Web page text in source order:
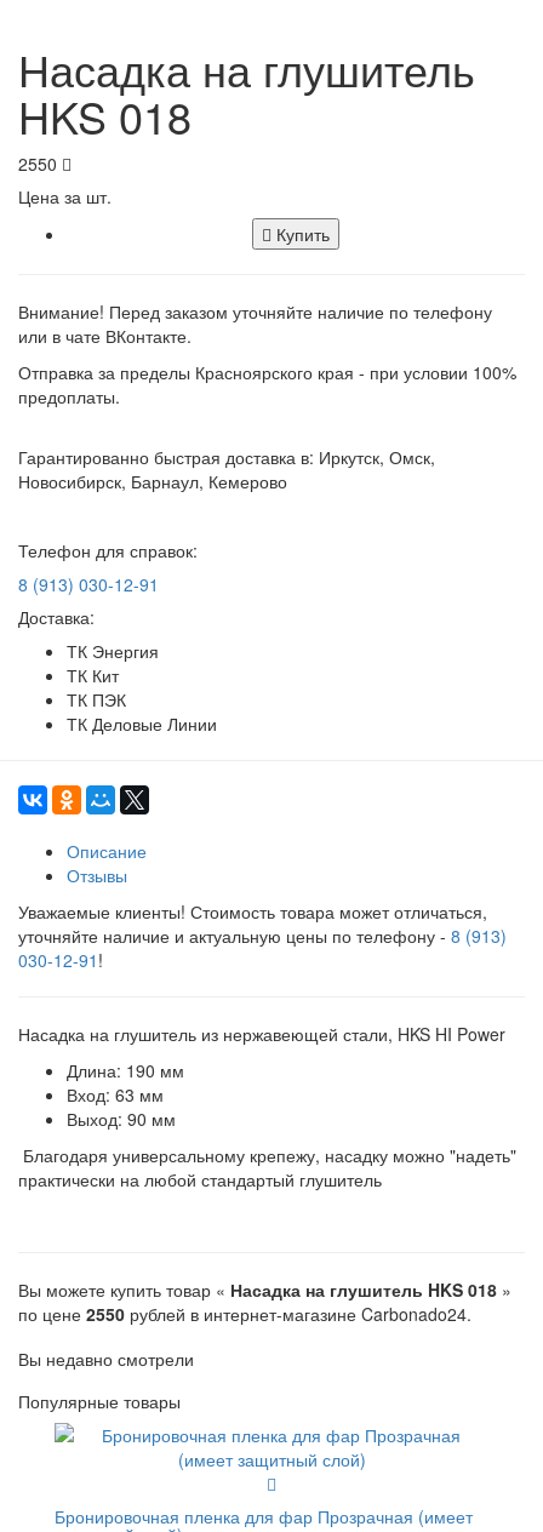
Насадка на глушитель
HKS 018
2550
Цена за шт.
Купить
Внимание! Перед заказом уточняйте наличие по телефону
или в чате ВКонтакте.
Отправка за пределы Красноярского края - при условии 100%
предоплаты.
Гарантированно быстрая доставка в: Иркутск, Омск,
Новосибирск, Барнаул, Кемерово
Телефон для справок:
8 (913) 030-12-91
Доставка:
ТК Энергия
ТК Кит
ТК ПЭК
ТК Деловые Линии
Описание
Отзывы
Уважаемые клиенты! Стоимость товара может отличаться,
уточняйте наличие и актуальную цены по телефону - 8 (913)
030-12-91 !
Насадка на глушитель из нержавеющей стали, HKS HI Power
Длина: 190 мм
Вход: 63 мм
Выход: 90 мм
Благодаря универсальному крепежу, насадку можно "надеть"
практически на любой стандартый глушитель
Вы можете купить товар « Насадка на глушитель HKS 018 »
по цене 2550 рублей в интернет-магазине Carbonado24.
Вы недавно смотрели
Популярные товары
Бронировочная пленка для фар Прозрачная (имеет